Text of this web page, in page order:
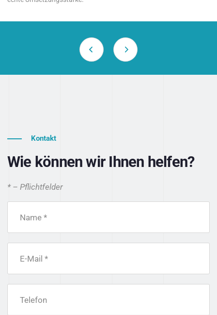
Kontakt
Wie können wir Ihnen helfen?
* – Pflichtfelder
Name *
E-Mail *
Telefon